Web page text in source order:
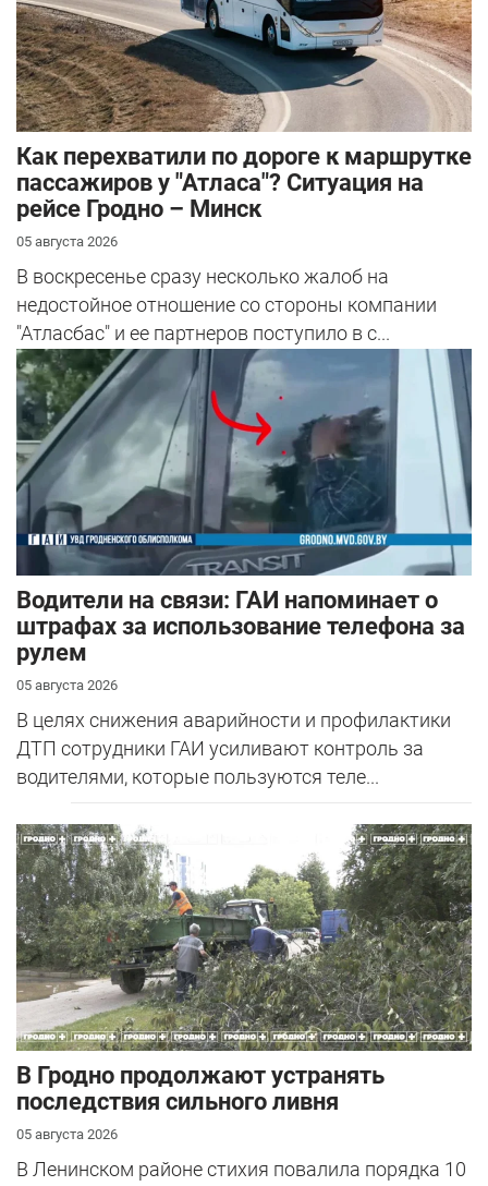
Как перехватили по дороге к маршрутке
пассажиров у "Атласа"? Ситуация на
рейсе Гродно – Минск
05 августа 2026
В воскресенье сразу несколько жалоб на
недостойное отношение со стороны компании
"Атласбас" и ее партнеров поступило в с...
Водители на связи: ГАИ напоминает о
штрафах за использование телефона за
рулем
05 августа 2026
В целях снижения аварийности и профилактики
ДТП сотрудники ГАИ усиливают контроль за
водителями, которые пользуются теле...
В Гродно продолжают устранять
последствия сильного ливня
05 августа 2026
В Ленинском районе стихия повалила порядка 10